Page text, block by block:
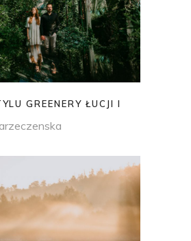
GREENERY ŁUCJI I